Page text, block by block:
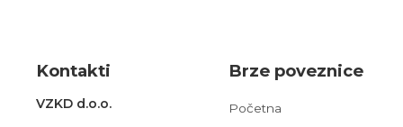
Kontakti
VZKD d.o.o.
Brze poveznice
Početna